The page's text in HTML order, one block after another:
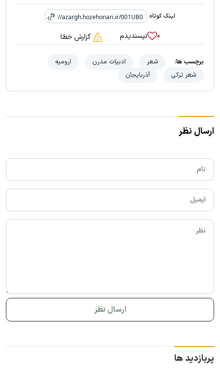
لینک کوتاه
۰ نپسندیدم گزارش خطا
برچسب ها: شعر ادبیات مدرن
ارومیه
شعر ترکی
آذربایجان
ارسال نظر
پربازدید ها